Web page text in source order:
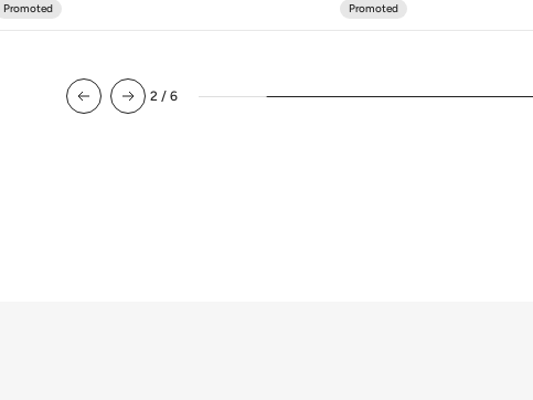
2 / 6